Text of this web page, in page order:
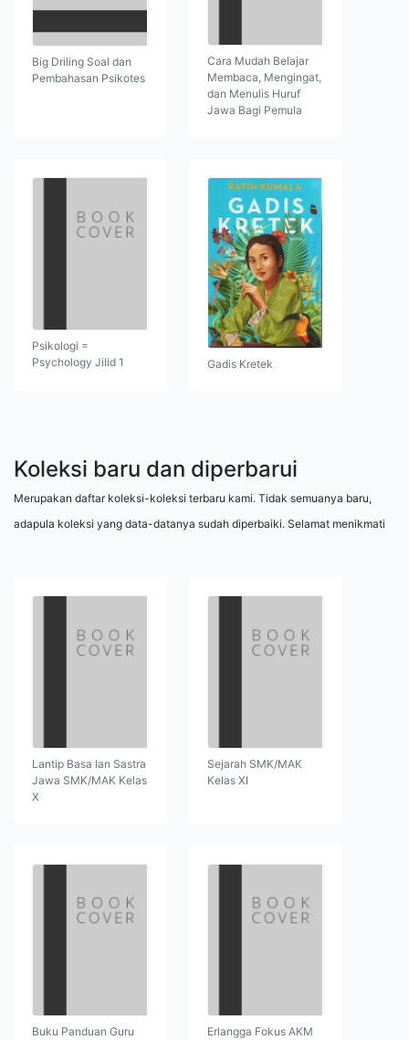
Big Driling Soal dan
Pembahasan Psikotes
Cara Mudah Belajar
Membaca, Mengingat,
dan Menulis Huruf
Jawa Bagi Pemula
Psikologi =
Psychology Jilid 1
Gadis Kretek
Koleksi baru dan diperbarui
Merupakan daftar koleksi-koleksi terbaru kami. Tidak semuanya baru,
adapula koleksi yang data-datanya sudah diperbaiki. Selamat menikmati
Lantip Basa lan Sastra
Jawa SMK/MAK Kelas
X
Sejarah SMK/MAK
Kelas XI
Buku Panduan Guru
Erlangga Fokus AKM